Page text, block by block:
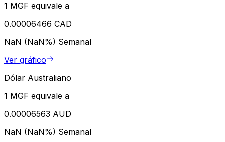
1 MGF equivale a
0.00006466 CAD
NaN (NaN%) Semanal
Ver gráfico
Dólar Australiano
1 MGF equivale a
0.00006563 AUD
NaN (NaN%) Semanal